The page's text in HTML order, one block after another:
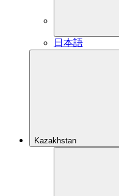
日本語
Kazakhstan